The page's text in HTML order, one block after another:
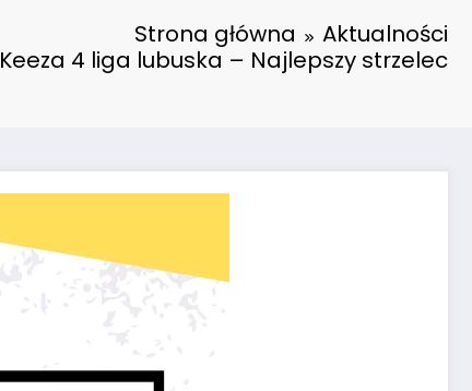
Strona główna
Aktualności
Keeza 4 liga lubuska – Najlepszy strzelec